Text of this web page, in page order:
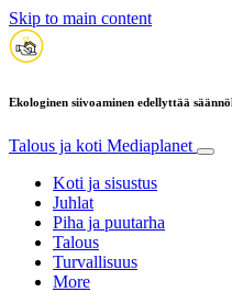
Skip to main content
Ekologinen siivoaminen edellyttää
Talous ja koti Mediaplanet
Koti ja sisustus
Juhlat
Piha ja puutarha
Talous
Turvallisuus
More